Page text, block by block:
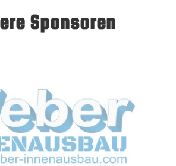
Sponsoren